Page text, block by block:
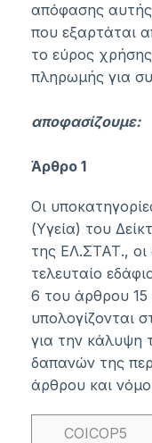
απόφασης
που εξαρτάται
το εύρος
πληρωμής για
αποφασίζουμε:
Άρθρο 1
Οι
(Υγεία) του
της ΕΛ.ΣΤΑΤ.,
τελευταίο
6 του άρθρου 15
υπολογίζονται
για την κάλυψη
δαπανών της
άρθρου και
COICOP5